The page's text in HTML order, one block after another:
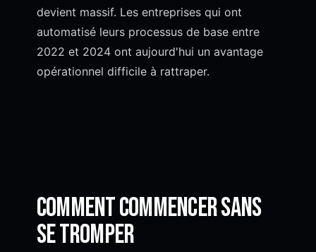
devient massif. Les entreprises qui ont
automatisé leurs processus de base entre
2022 et 2024 ont aujourd'hui un avantage
opérationnel difficile à rattraper.
Comment commencer sans
se tromper